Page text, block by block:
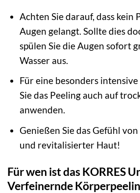
Achten Sie darauf, dass kein
Augen gelangt. Sollte dies
spülen Sie die Augen sofort
Wasser aus.
Für eine besonders intensive
Sie das Peeling auch auf
anwenden.
Genießen Sie das Gefühl
und revitalisierter Haut!
Für wen ist das KORRES
Verfeinernde